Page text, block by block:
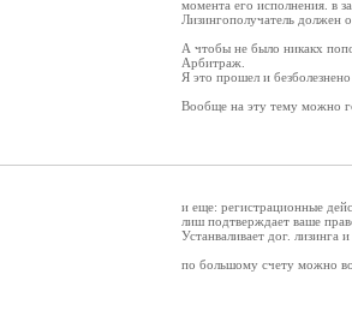
момента его исполнения. в
Лизингополучатель должен
А чтобы не было никакх
Арбитраж.
Я это прошел и безболезнено
Вообще на эту тему можно
и еще: регистрационные
лиш подтверждает ваше
Устанваливает дог. лизинга
по большому счету можно